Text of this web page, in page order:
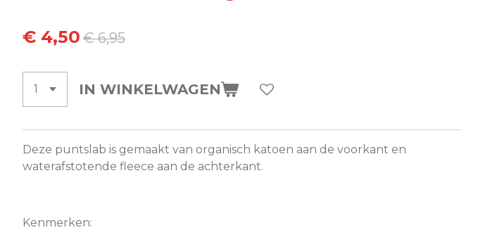
€ 4,50 € 6,95
IN WINKELWAGEN
Deze puntslab is gemaakt van organisch katoen aan de voorkant en
waterafstotende fleece aan de achterkant.
Kenmerken: